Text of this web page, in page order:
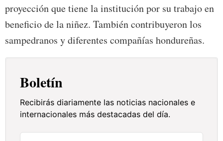
proyección que tiene la institución por su trabajo en
beneficio de la niñez. También contribuyeron los
sampedranos y diferentes compañías hondureñas.
Boletín
Recibirás diariamente las noticias nacionales e
internacionales más destacadas del día.